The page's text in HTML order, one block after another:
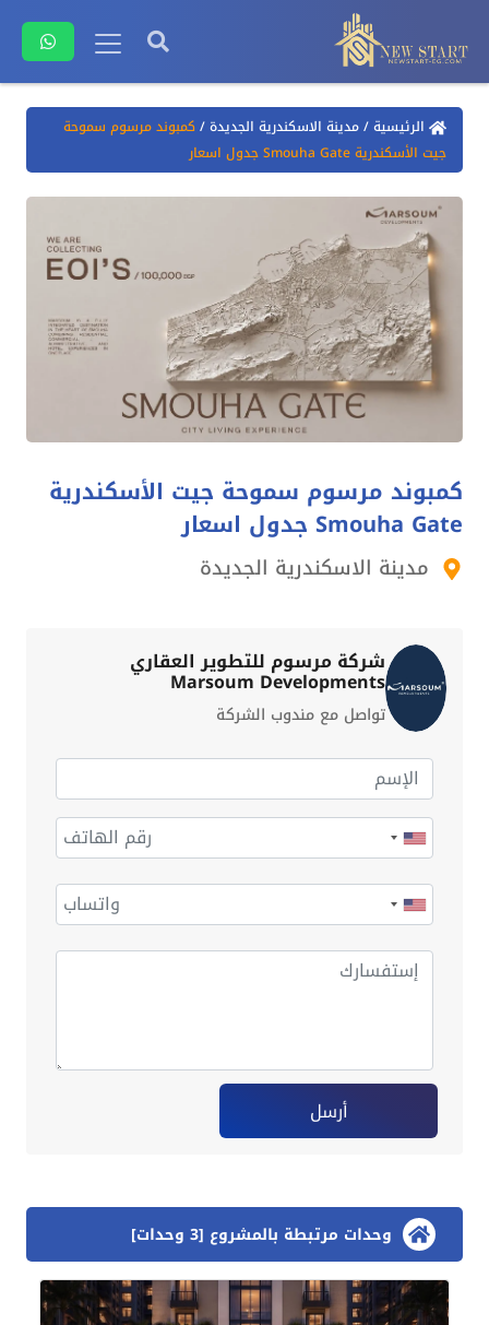
الرئيسية/مدينة الاسكندرية الجديدة/كمبوند مرسوم سموحة
جيت الأسكندرية Smouha Gate جدول اسعار
كمبوند مرسوم سموحة جيت الأسكندرية
Smouha Gate جدول اسعار
مدينة الاسكندرية الجديدة
شركة مرسوم للتطوير العقاري
Marsoum Developments
تواصل مع مندوب الشركة
أرسل
وحدات مرتبطة بالمشروع [3 وحدات]